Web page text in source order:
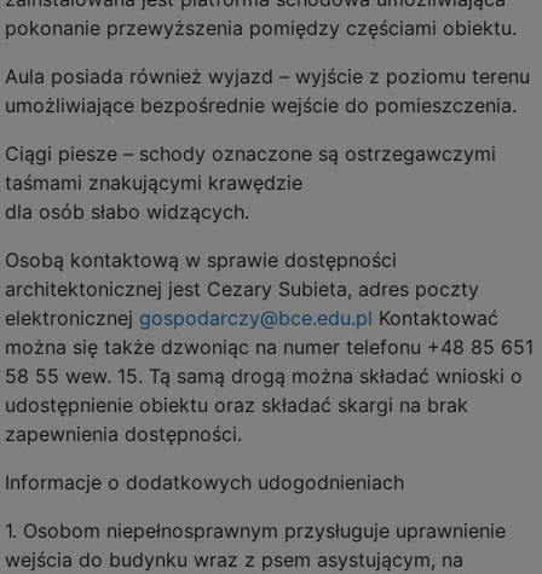
pokonanie przewyższenia pomiędzy częściami obiektu.
Aula posiada również wyjazd – wyjście z poziomu terenu
umożliwiające bezpośrednie wejście do pomieszczenia.
Ciągi piesze – schody oznaczone są ostrzegawczymi
taśmami znakującymi krawędzie
dla osób słabo widzących.
Osobą kontaktową w sprawie dostępności
architektonicznej jest Cezary Subieta, adres poczty
elektronicznej gospodarczy@bce.edu.pl Kontaktować
można się także dzwoniąc na numer telefonu +48 85 651
58 55 wew. 15. Tą samą drogą można składać wnioski o
udostępnienie obiektu oraz składać skargi na brak
zapewnienia dostępności.
Informacje o dodatkowych udogodnieniach
1. Osobom niepełnosprawnym przysługuje uprawnienie
wejścia do budynku wraz z psem asystującym, na